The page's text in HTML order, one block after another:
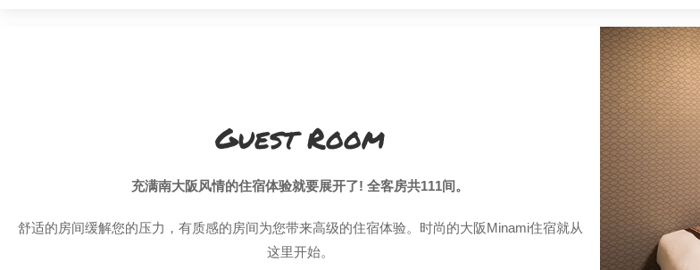
Guest Room
充满南大阪风情的住宿体验就要展开了! 全客房共111间。
舒适的房间缓解您的压力，有质感的房间为您带来高级的住宿体验。时尚的大阪Minami住宿就从
这里开始。